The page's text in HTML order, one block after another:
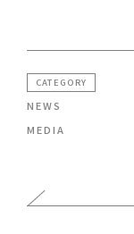
CATEGORY
NEWS
MEDIA